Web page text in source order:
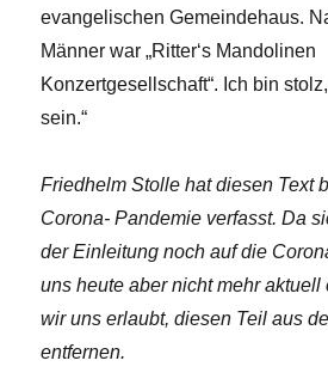
evangelischen Gemeindehaus.
Männer war „Ritter‘s Mandolinen
Konzertgesellschaft“. Ich bin
sein.“
Friedhelm Stolle hat diesen Text
Corona- Pandemie verfasst. Da
der Einleitung noch auf die
uns heute aber nicht mehr
wir uns erlaubt, diesen Teil aus
entfernen.